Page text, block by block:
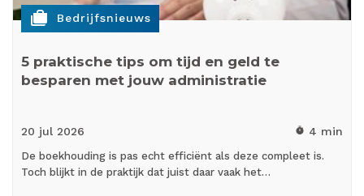
cases Bedrijfsnieuws
5 praktische tips om tijd en geld te
besparen met jouw administratie
20 jul 2026 timer 4 min
De boekhouding is pas echt efficiënt als deze compleet is.
Toch blijkt in de praktijk dat juist daar vaak het…